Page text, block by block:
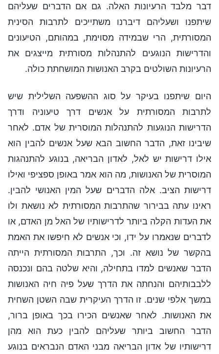
דבר מלבד הרעיונות האלה. גם אם הדברים שעליהם
שיתפנו ושעליהם דיברנו משתייכים לתרבות הסינית
המסורתית, הרי שבמידה מסוימת, במהותם, הטיעונים
והדרישות הנוגעים להתנהלות מסורתית מייצגים את
הרעיונות השולטים בקרב האנושות המושחתת כולה.
היום שיתפנו בעיקר על סוג ההשפעה השלילית שיש
לתרבות המסורתית על אנשים דרך טיעוניה ודרך
הדרישות הנוגעות להתנהלות המוסרית של אדם. לאחר
שיבינו זאת, הדבר החשוב הבא שעל אנשים להבין הוא
אילו דרישות יש לאל, לאדון הבריאה, בנוגע להתנהגות
המוסרית של האנושות, מה הוא אמר באופן ספציפי ואילו
דרישות הציב. אלה הדברים שעל המין האנושי להבין.
ראינו עתה בבירור שהתרבות המסורתית לא נושאת ולו
את העדות הקלה ביותר לדרישותיו של האל מן האדם, או
לדברים שנאמרו על ידו, וכי אנשים לא חיפשו את האמת
בהקשר של נושא זה. וכך, התרבות המסורתית הייתה
הדבר שאנשים למדו בתחילה, והיא שלטה בהם ונכנסה
ללבבותיהם והנחתה את הדרך שעל פיה חיה האנושות
במשך אלפי שנים. זו הדרך העיקרית שבה השטן השחית
את האנושות. לאחר שאנשים הכירו בכך באופן ברור,
הדבר החשוב ביותר שעליהם להבין כעת הוא מהן
דרישותיו של אדון הבריאה מבני האדם הנבראים בנוגע